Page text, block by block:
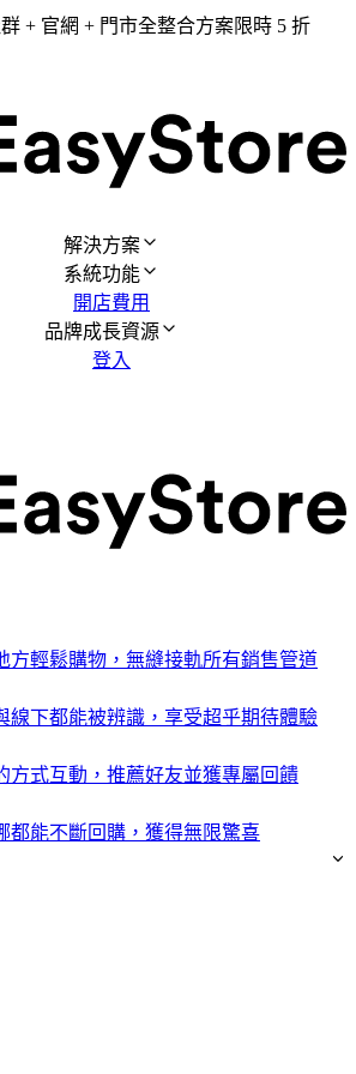
+ 官網 + 門市全整合方案限時 5 折
解決方案
系統功能
開店費用
品牌成長資源
登入
方輕鬆購物，無縫接軌所有銷售管道
線下都能被辨識，享受超乎期待體驗
方式互動，推薦好友並獲專屬回饋
都能不斷回購，獲得無限驚喜